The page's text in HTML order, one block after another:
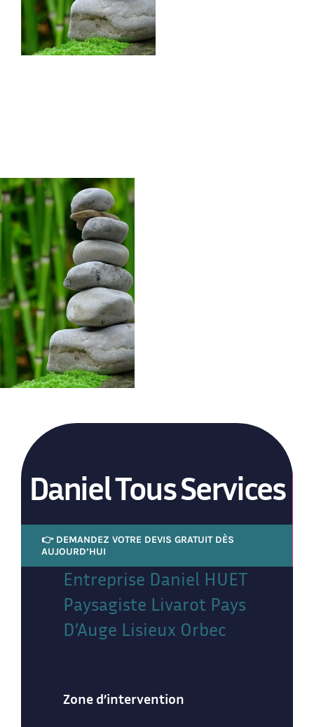
Daniel Tous Services
👉 DEMANDEZ VOTRE DEVIS GRATUIT DÈS
AUJOURD’HUI
Entreprise Daniel HUET
Paysagiste Livarot Pays
D’Auge Lisieux Orbec
Zone d’intervention